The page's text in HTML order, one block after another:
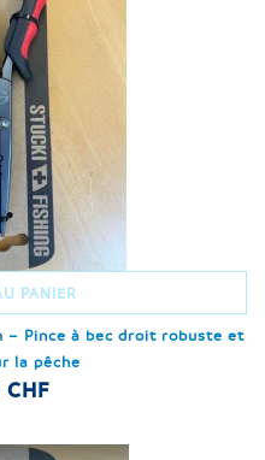
PANIER
– Pince à bec droit robuste et
la pêche